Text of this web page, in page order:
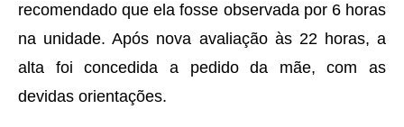
recomendado que ela fosse observada por 6 horas
na unidade. Após nova avaliação às 22 horas, a
alta foi concedida a pedido da mãe, com as
devidas orientações.